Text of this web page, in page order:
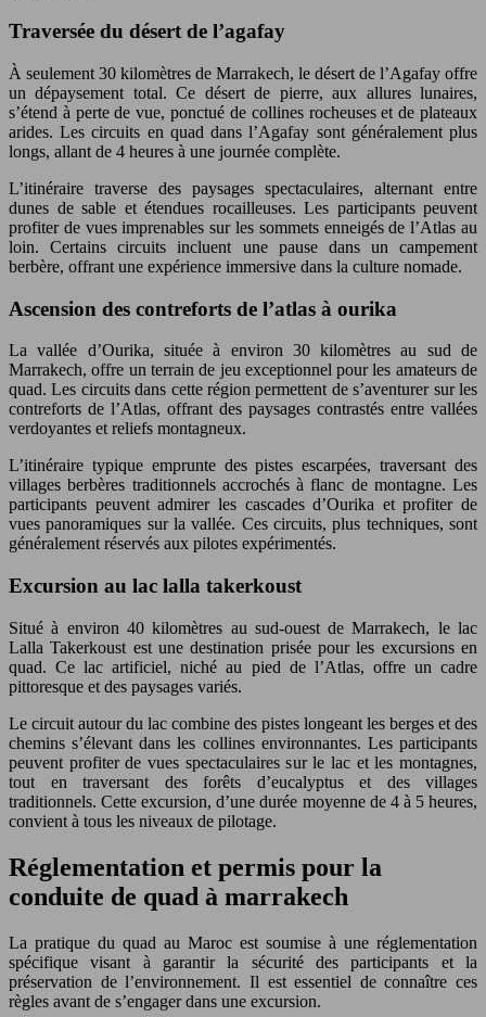
Traversée du désert de l’agafay
À seulement 30 kilomètres de Marrakech, le désert de l’Agafay offre
un dépaysement total. Ce désert de pierre, aux allures lunaires,
s’étend à perte de vue, ponctué de collines rocheuses et de plateaux
arides. Les circuits en quad dans l’Agafay sont généralement plus
longs, allant de 4 heures à une journée complète.
L’itinéraire traverse des paysages spectaculaires, alternant entre
dunes de sable et étendues rocailleuses. Les participants peuvent
profiter de vues imprenables sur les sommets enneigés de l’Atlas au
loin. Certains circuits incluent une pause dans un campement
berbère, offrant une expérience immersive dans la culture nomade.
Ascension des contreforts de l’atlas à ourika
La vallée d’Ourika, située à environ 30 kilomètres au sud de
Marrakech, offre un terrain de jeu exceptionnel pour les amateurs de
quad. Les circuits dans cette région permettent de s’aventurer sur les
contreforts de l’Atlas, offrant des paysages contrastés entre vallées
verdoyantes et reliefs montagneux.
L’itinéraire typique emprunte des pistes escarpées, traversant des
villages berbères traditionnels accrochés à flanc de montagne. Les
participants peuvent admirer les cascades d’Ourika et profiter de
vues panoramiques sur la vallée. Ces circuits, plus techniques, sont
généralement réservés aux pilotes expérimentés.
Excursion au lac lalla takerkoust
Situé à environ 40 kilomètres au sud-ouest de Marrakech, le lac
Lalla Takerkoust est une destination prisée pour les excursions en
quad. Ce lac artificiel, niché au pied de l’Atlas, offre un cadre
pittoresque et des paysages variés.
Le circuit autour du lac combine des pistes longeant les berges et des
chemins s’élevant dans les collines environnantes. Les participants
peuvent profiter de vues spectaculaires sur le lac et les montagnes,
tout en traversant des forêts d’eucalyptus et des villages
traditionnels. Cette excursion, d’une durée moyenne de 4 à 5 heures,
convient à tous les niveaux de pilotage.
Réglementation et permis pour la
conduite de quad à marrakech
La pratique du quad au Maroc est soumise à une réglementation
spécifique visant à garantir la sécurité des participants et la
préservation de l’environnement. Il est essentiel de connaître ces
règles avant de s’engager dans une excursion.